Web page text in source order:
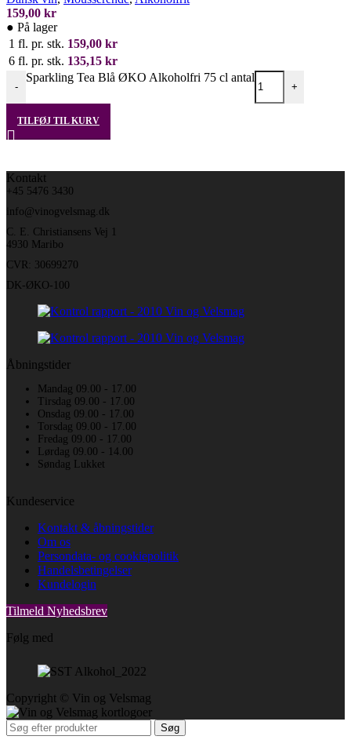
159,00 kr
● På lager
1 fl. pr. stk. 159,00 kr
6 fl. pr. stk. 135,15 kr
-
Sparkling Tea Blå ØKO Alkoholfri 75 cl antal
+
TILFØJ TIL KURV
Kontakt
+45 5476 3430
info@vinogvelsmag.dk
C. E. Christiansens Vej 1
4930 Maribo
CVR: 30699270
DK-ØKO-100
Åbningstider
Mandag 09.00 - 17.00
Tirsdag 09.00 - 17.00
Onsdag 09.00 - 17.00
Torsdag 09.00 - 17.00
Fredag 09.00 - 17.00
Lørdag 09.00 - 14.00
Søndag Lukket
Kundeservice
Kontakt & åbningstider
Om os
Persondata- og cookiepolitik
Handelsbetingelser
Kundelogin
Tilmeld Nyhedsbrev
Følg med
Copyright © Vin og Velsmag
Søg